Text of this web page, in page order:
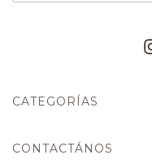
CATEGORÍAS
CONTACTÁNOS